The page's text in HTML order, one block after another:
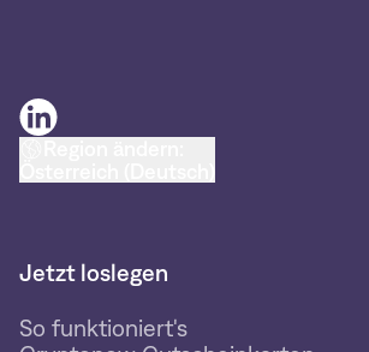
Jetzt loslegen
So funktioniert's